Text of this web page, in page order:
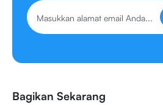
Bagikan Sekarang